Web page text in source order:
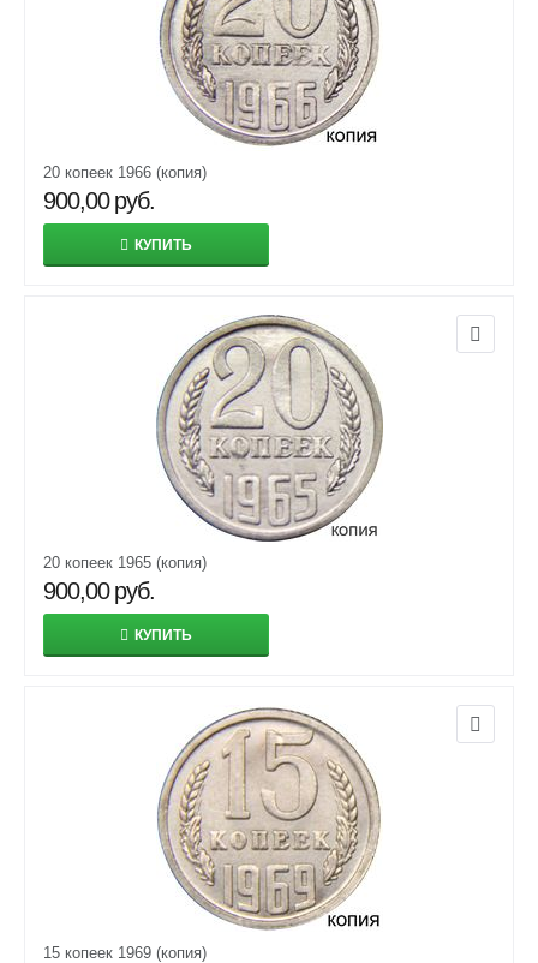
20 копеек 1966 (копия)
900,00 руб.
КУПИТЬ
20 копеек 1965 (копия)
900,00 руб.
КУПИТЬ
15 копеек 1969 (копия)